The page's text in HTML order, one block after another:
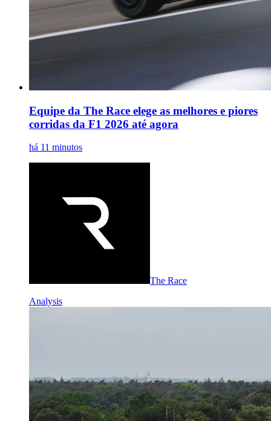
Equipe da The Race elege as melhores e piores
corridas da F1 2026 até agora
há 11 minutos
The Race
Analysis